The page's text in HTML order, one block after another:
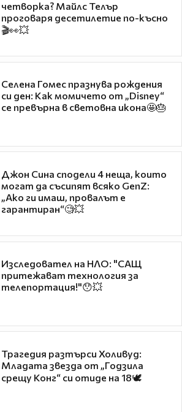
четворка? Майлс Телър
проговаря десетилетие по-късно
🎬👀💥
Селена Гомес празнува рождения
си ден: Как момичето от „Disney“
се превърна в световна икона🤩🎂
Джон Сина сподели 4 неща, които
могат да съсипят всяко GenZ:
„Ако ги имаш, провалът е
гарантиран“🧐💥
Изследовател на НЛО: "САЩ
притежават технология за
телепортация!"😯💥
Трагедия разтърси Холивуд:
Младата звезда от „Годзила
срещу Конг“ си отиде на 18🕊️